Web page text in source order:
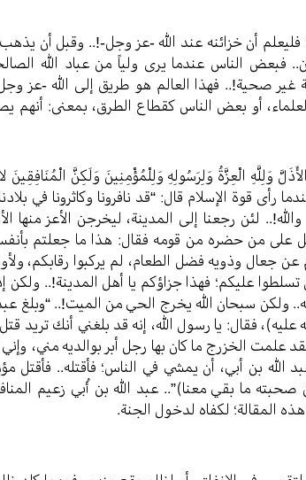
فليعلم أن خزائنه عند الله -عز وجل-!.. وقبل أن
فبعض الناس عندما يرى ولياً من عباد الله
صحية!.. فهذا العالم هو طريق إلى الله -عز
أو بعض الناس كقطاع الطرق، بمعنى: أنهم
وَلِلَّهِ الْعِزَّةُ وَلِرَسُولِهِ وَلِلْمُؤْمِنِينَ وَلَكِنَّ الْمُنَافِقِينَ
رأى قوة الإسلام قال: “قد نافرونا وكاثرونا في
لئن رجعنا إلى المدينة، ليخرجن الأعز منها
على من حضره من قومه فقال: هذا ما جعلتم
عن جعال وذويه فضل الطعام، لم يركبوا رقابكم،
عليكم؛ فهذا جزاؤكم يا أهل المدينة!.. ولكن
ولكن سبحان الله يخرج الحي من الميت!.. “وبلغ عبد
فقال: يا رسول الله، إنه قد بلغني أنك تريد
علمت الخزرج ما كان بها رجل أبر بوالديه مني،
بن أبي، أن يمشي في الناس؛ فأقتله.. فأقتل
ما بقي معنا)”.. عبد الله بن أُبي زعيم
المقالة؛ لكفاه لدخول الجنة.